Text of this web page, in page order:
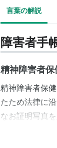
言葉の解説
障害者手
精神障害者
精神障害者保
たため法律に
なお証明写真